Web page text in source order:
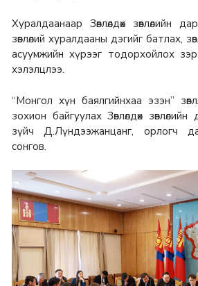
Хуралдаанаар Зөвлөлдөх зөвлөлийн
зөвлөлий хуралдааны дэгийг батлах,
асуумжийн хүрээг тодорхойлох
хэлэлцлээ.
“Монгол хүн баялгийнхаа эзэн”
зохион байгуулах Зөвлөлдөх
зүйч Д.Лүндээжанцанг, орлогч
сонгов.